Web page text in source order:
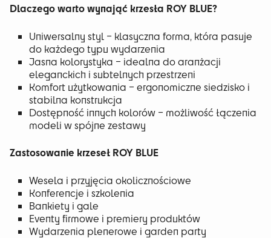
Dlaczego warto wynająć krzesła ROY BLUE?
Uniwersalny styl – klasyczna forma, która pasuje
do każdego typu wydarzenia
Jasna kolorystyka – idealna do aranżacji
eleganckich i subtelnych przestrzeni
Komfort użytkowania – ergonomiczne siedzisko i
stabilna konstrukcja
Dostępność innych kolorów – możliwość łączenia
modeli w spójne zestawy
Zastosowanie krzeseł ROY BLUE
Wesela i przyjęcia okolicznościowe
Konferencje i szkolenia
Bankiety i gale
Eventy firmowe i premiery produktów
Wydarzenia plenerowe i garden party